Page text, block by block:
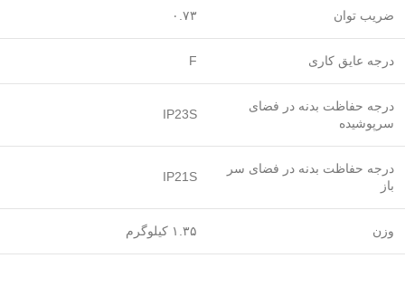
ضریب توان ۰.۷۳
درجه عایق کاری F
درجه حفاظت بدنه در فضای
سرپوشیده
IP23S
درجه حفاظت بدنه در فضای سر
باز
IP21S
وزن ۱.۳۵ کیلوگرم